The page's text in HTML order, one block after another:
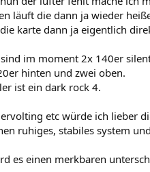
läuft die dann ja wieder
karte dann ja eigentlich
im moment 2x 140er
hinten und zwei oben.
ist ein dark rock 4.
etc würde ich lieber
ruhiges, stabiles system
es einen merkbaren